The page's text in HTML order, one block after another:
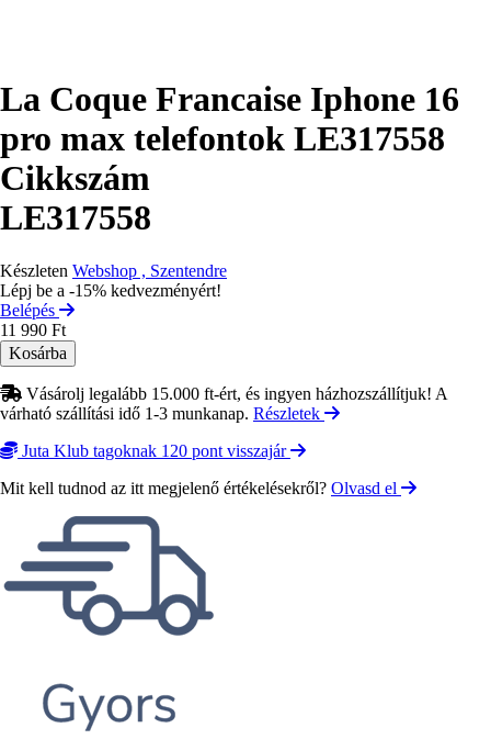
La Coque Francaise Iphone 16
pro max telefontok LE317558
Cikkszám
LE317558
Készleten Webshop , Szentendre
Lépj be a -15% kedvezményért!
Belépés
11 990 Ft
Vásárolj legalább 15.000 ft-ért, és ingyen házhozszállítjuk! A
várható szállítási idő 1-3 munkanap. Részletek
Juta Klub tagoknak 120 pont visszajár
Mit kell tudnod az itt megjelenő értékelésekről? Olvasd el